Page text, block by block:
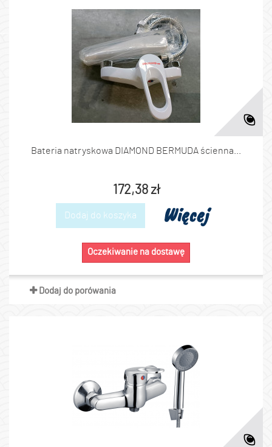
Bateria natryskowa DIAMOND BERMUDA ścienna...
172,38 zł
Dodaj do koszyka Więcej
Oczekiwanie na dostawę
Dodaj do porówania